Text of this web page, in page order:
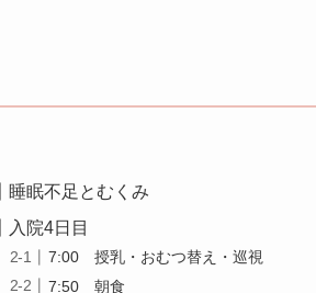
睡眠不足とむくみ
入院4日目
7:00 授乳・おむつ替え・巡視
7:50 朝食